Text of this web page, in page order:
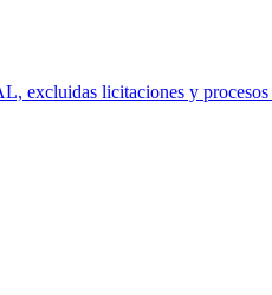
excluidas licitaciones y